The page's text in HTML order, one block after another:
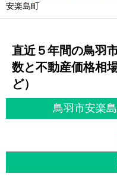
安楽島町
直近５年間の鳥羽
数と不動産価格相
ど）
鳥羽市安楽